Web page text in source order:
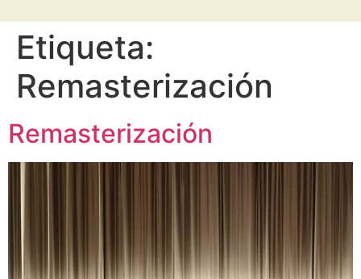
Etiqueta:
Remasterización
Remasterización